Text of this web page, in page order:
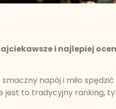
i najlepiej
napój i miło spędzić
jest to tradycyjny ranking,